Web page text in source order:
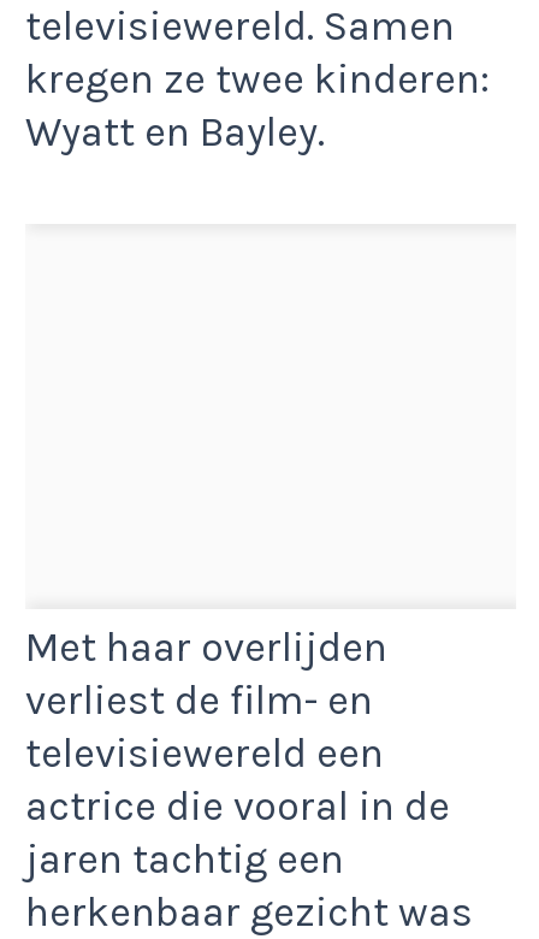
televisiewereld. Samen
kregen ze twee kinderen:
Wyatt en Bayley.
Met haar overlijden
verliest de film- en
televisiewereld een
actrice die vooral in de
jaren tachtig een
herkenbaar gezicht was